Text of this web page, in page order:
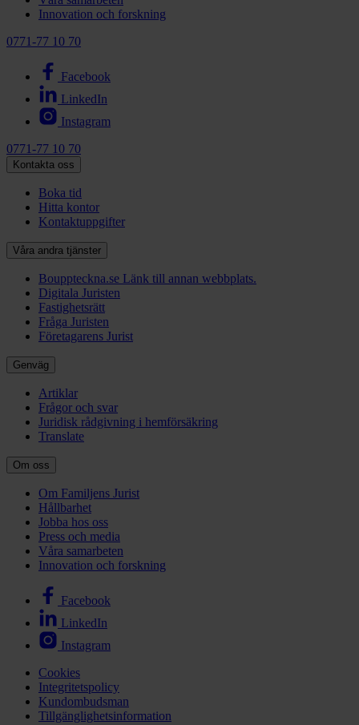
Innovation och forskning
0771-77 10 70
Facebook
LinkedIn
Instagram
0771-77 10 70
Kontakta oss
Boka tid
Hitta kontor
Kontaktuppgifter
Våra andra tjänster
Bouppteckna.se Länk till annan webbplats.
Digitala Juristen
Fastighetsrätt
Fråga Juristen
Företagarens Jurist
Genväg
Artiklar
Frågor och svar
Juridisk rådgivning i hemförsäkring
Translate
Om oss
Om Familjens Jurist
Hållbarhet
Jobba hos oss
Press och media
Våra samarbeten
Innovation och forskning
Facebook
LinkedIn
Instagram
Cookies
Integritetspolicy
Kundombudsman
Tillgänglighetsinformation